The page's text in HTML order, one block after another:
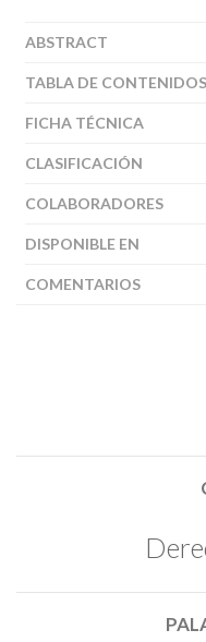
ABSTRACT
TABLA DE CONTENIDOS
FICHA TÉCNICA
CLASIFICACIÓN
COLABORADORES
DISPONIBLE EN
COMENTARIOS